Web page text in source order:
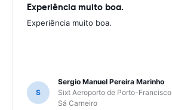
Experiência muito boa.
Experiência muito boa.
S
Sergio Manuel Pereira Marinho
Sixt Aeroporto de Porto-Francisco
Sá Carneiro